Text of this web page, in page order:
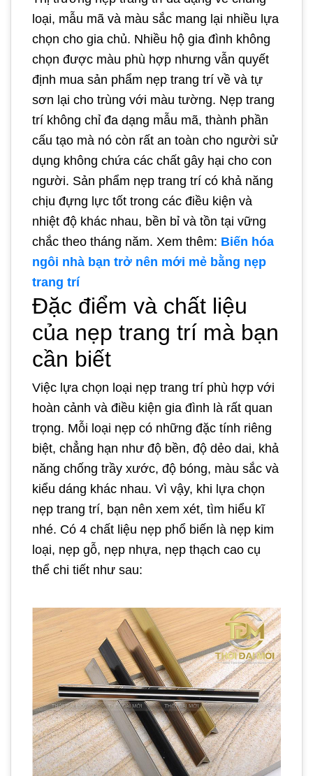
loại, mẫu mã và màu sắc mang lại nhiều lựa
chọn cho gia chủ. Nhiều hộ gia đình không
chọn được màu phù hợp nhưng vẫn quyết
định mua sản phẩm nẹp trang trí về và tự
sơn lại cho trùng với màu tường. Nẹp trang
trí không chỉ đa dạng mẫu mã, thành phần
cấu tạo mà nó còn rất an toàn cho người sử
dụng không chứa các chất gây hại cho con
người. Sản phẩm nẹp trang trí có khả năng
chịu đựng lực tốt trong các điều kiện và
nhiệt độ khác nhau, bền bỉ và tồn tại vững
chắc theo tháng năm. Xem thêm: Biến hóa
ngôi nhà bạn trở nên mới mẻ bằng nẹp
trang trí
Đặc điểm và chất liệu
của nẹp trang trí mà bạn
cần biết
Việc lựa chọn loại nẹp trang trí phù hợp với
hoàn cảnh và điều kiện gia đình là rất quan
trọng. Mỗi loại nẹp có những đặc tính riêng
biệt, chẳng hạn như độ bền, độ dẻo dai, khả
năng chống trầy xước, độ bóng, màu sắc và
kiểu dáng khác nhau. Vì vậy, khi lựa chọn
nẹp trang trí, bạn nên xem xét, tìm hiểu kĩ
nhé. Có 4 chất liệu nẹp phổ biến là nẹp kim
loại, nẹp gỗ, nẹp nhựa, nẹp thạch cao cụ
thể chi tiết như sau: